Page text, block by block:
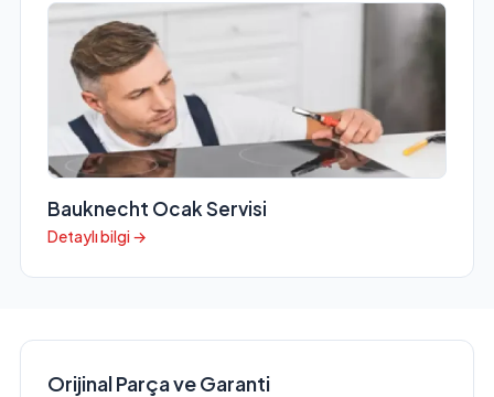
Bauknecht Ocak Servisi
Detaylı bilgi →
Orijinal Parça ve Garanti